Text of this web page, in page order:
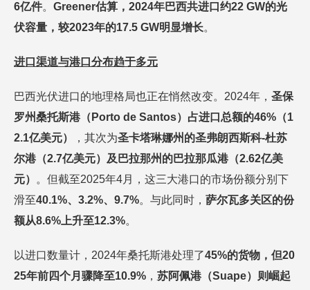
6亿件。 Greener估算，2024年巴西共进口约22 GW的光
伏容量，较2023年的17.5 GW明显增长。
进口渠道与港口分布趋于多元
巴西光伏进口的地理格局也正在悄然改变。2024年， 圣保
罗州桑托斯港（ Porto de Santos）占进口总额的46%（1
2.1亿美元）
，其次为圣卡塔琳娜州 的圣弗朗西斯科-杜苏
尔港（2.7亿美元）及巴拉那州的巴拉那瓜港（2.62亿美
元）
。但截至2025年4月，这三大港口的市场份额分别下
滑至40.1%、3.2%、9.7%。与此同时， 萨尔瓦多关区的份
额从8.6%上升至12.3%。
以进口数量计，2024年桑托斯港处理了45%的货物，但20
25年前四个月骤降至10.9% ， 苏阿佩港（Suape）则崛起